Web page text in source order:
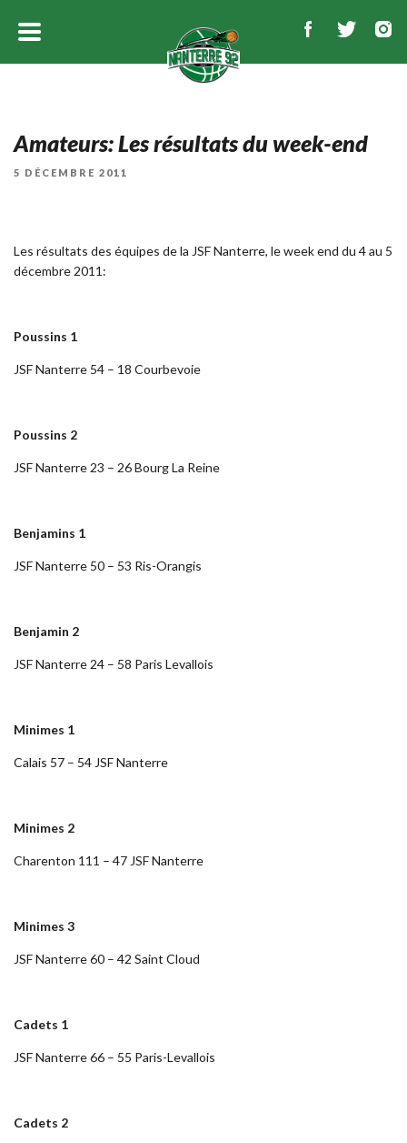
Amateurs: Les résultats du week-end
PUBLIÉ
5 DÉCEMBRE 2011
Les résultats des équipes de la JSF Nanterre, le week end du 4 au 5
décembre 2011:
Poussins 1
JSF Nanterre 54 – 18 Courbevoie
Poussins 2
JSF Nanterre 23 – 26 Bourg La Reine
Benjamins 1
JSF Nanterre 50 – 53 Ris-Orangis
Benjamin 2
JSF Nanterre 24 – 58 Paris Levallois
Minimes 1
Calais 57 – 54 JSF Nanterre
Minimes 2
Charenton 111 – 47 JSF Nanterre
Minimes 3
JSF Nanterre 60 – 42 Saint Cloud
Cadets 1
JSF Nanterre 66 – 55 Paris-Levallois
Cadets 2